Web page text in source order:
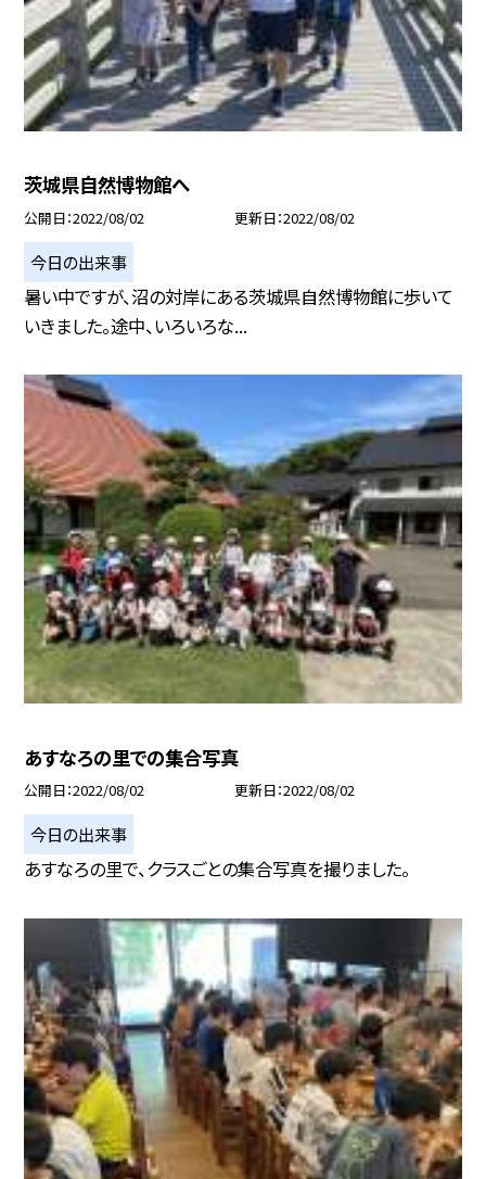
茨城県自然博物館へ
公開日 2022/08/02 更新日 2022/08/02
今日の出来事
暑い中ですが、沼の対岸にある茨城県自然博物館に歩いて
いきました。途中、いろいろな...
あすなろの里での集合写真
公開日 2022/08/02 更新日 2022/08/02
今日の出来事
あすなろの里で、クラスごとの集合写真を撮りました。